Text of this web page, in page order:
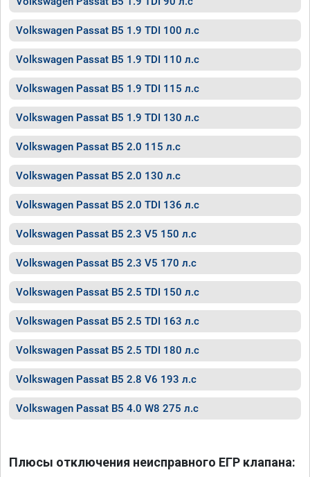
Volkswagen Passat B5 1.9 TDI 100 л.с
Volkswagen Passat B5 1.9 TDI 110 л.с
Volkswagen Passat B5 1.9 TDI 115 л.с
Volkswagen Passat B5 1.9 TDI 130 л.с
Volkswagen Passat B5 2.0 115 л.с
Volkswagen Passat B5 2.0 130 л.с
Volkswagen Passat B5 2.0 TDI 136 л.с
Volkswagen Passat B5 2.3 V5 150 л.с
Volkswagen Passat B5 2.3 V5 170 л.с
Volkswagen Passat B5 2.5 TDI 150 л.с
Volkswagen Passat B5 2.5 TDI 163 л.с
Volkswagen Passat B5 2.5 TDI 180 л.с
Volkswagen Passat B5 2.8 V6 193 л.с
Volkswagen Passat B5 4.0 W8 275 л.с
Плюсы отключения неисправного ЕГР клапана: